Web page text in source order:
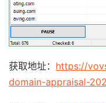
获取地址： https://
domain-appraisal-